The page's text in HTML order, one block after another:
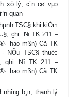
xö lý, c¨n cø vµo
quan
TSC§ khi kiÓm
ghi: Nî TK 211 –
hao mßn) Cã TK
NÕu TSC§ thuéc
ghi: Nî TK 211 –
hao mßn) Cã TK
nh­îng b¸n, thanh lý